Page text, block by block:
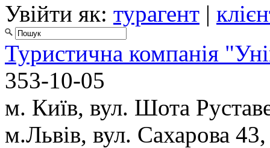
Увійти як: турагент |
Туристична компанія
353-10-05
м. Київ, вул. Шота
м.Львів, вул. Сахарова